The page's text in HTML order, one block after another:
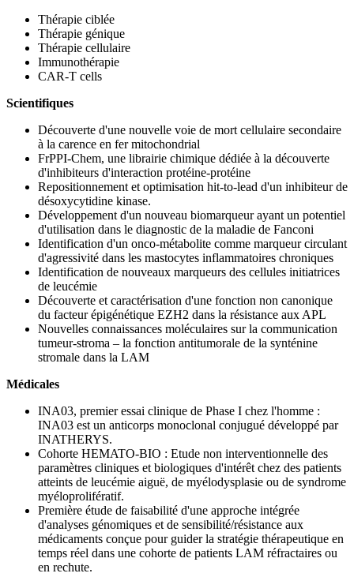
Thérapie ciblée
Thérapie génique
Thérapie cellulaire
Immunothérapie
CAR-T cells
Scientifiques
Découverte d'une nouvelle voie de mort cellulaire secondaire
à la carence en fer mitochondrial
FrPPI-Chem, une librairie chimique dédiée à la découverte
d'inhibiteurs d'interaction protéine-protéine
Repositionnement et optimisation hit-to-lead d'un inhibiteur de
désoxycytidine kinase.
Développement d'un nouveau biomarqueur ayant un potentiel
d'utilisation dans le diagnostic de la maladie de Fanconi
Identification d'un onco-métabolite comme marqueur circulant
d'agressivité dans les mastocytes inflammatoires chroniques
Identification de nouveaux marqueurs des cellules initiatrices
de leucémie
Découverte et caractérisation d'une fonction non canonique
du facteur épigénétique EZH2 dans la résistance aux APL
Nouvelles connaissances moléculaires sur la communication
tumeur-stroma – la fonction antitumorale de la synténine
stromale dans la LAM
Médicales
INA03, premier essai clinique de Phase I chez l'homme :
INA03 est un anticorps monoclonal conjugué développé par
INATHERYS.
Cohorte HEMATO-BIO : Etude non interventionnelle des
paramètres cliniques et biologiques d'intérêt chez des patients
atteints de leucémie aiguë, de myélodysplasie ou de syndrome
myéloprolifératif.
Première étude de faisabilité d'une approche intégrée
d'analyses génomiques et de sensibilité/résistance aux
médicaments conçue pour guider la stratégie thérapeutique en
temps réel dans une cohorte de patients LAM réfractaires ou
en rechute.